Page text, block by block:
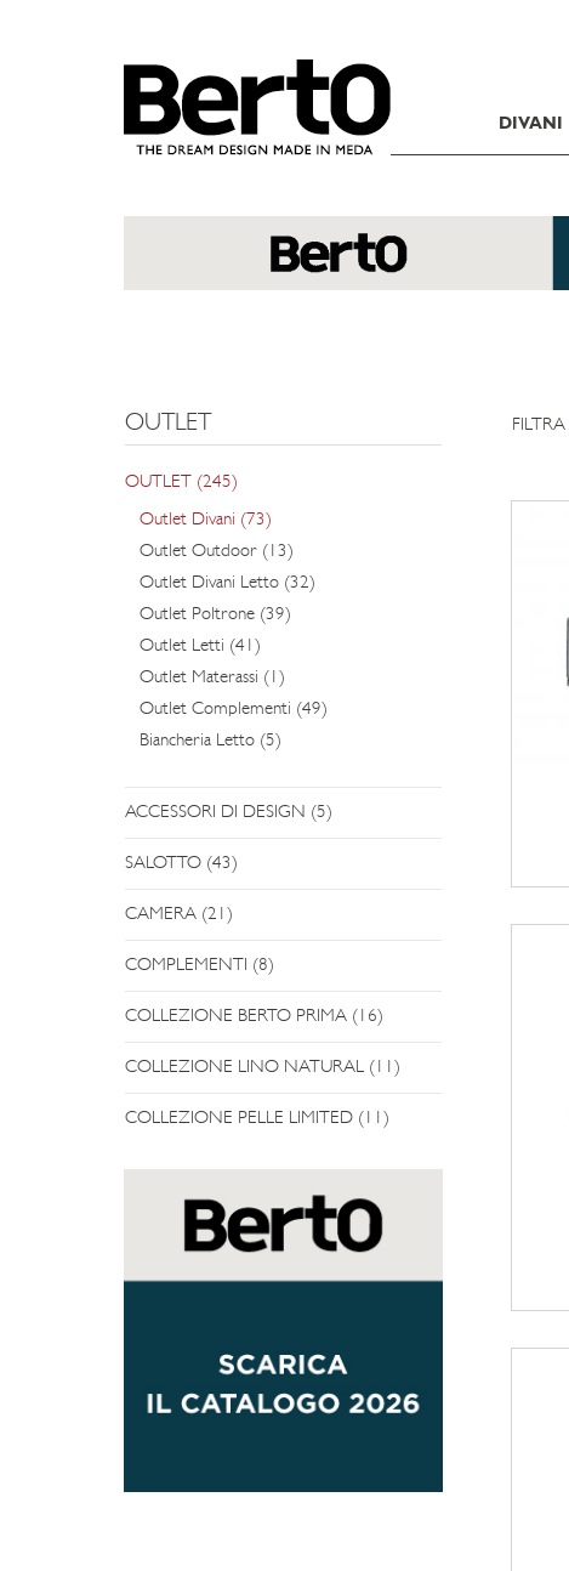
DIVANI
OUTLET
OUTLET (245)
Outlet Divani (73)
Outlet Outdoor (13)
Outlet Divani Letto (32)
Outlet Poltrone (39)
Outlet Letti (41)
Outlet Materassi (1)
Outlet Complementi (49)
Biancheria Letto (5)
ACCESSORI DI DESIGN (5)
SALOTTO (43)
CAMERA (21)
COMPLEMENTI (8)
COLLEZIONE BERTO PRIMA (16)
COLLEZIONE LINO NATURAL (11)
COLLEZIONE PELLE LIMITED (11)
FILTRA